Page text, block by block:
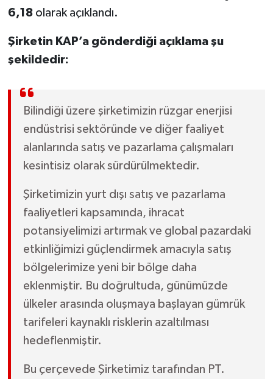
6,18olarak açıklandı.
Şirketin KAP’a gönderdiği açıklama şu
şekildedir:
Bilindiği üzere şirketimizin rüzgar enerjisi
endüstrisi sektöründe ve diğer faaliyet
alanlarında satış ve pazarlama çalışmaları
kesintisiz olarak sürdürülmektedir.
Şirketimizin yurt dışı satış ve pazarlama
faaliyetleri kapsamında, ihracat
potansiyelimizi artırmak ve global pazardaki
etkinliğimizi güçlendirmek amacıyla satış
bölgelerimize yeni bir bölge daha
eklenmiştir. Bu doğrultuda, günümüzde
ülkeler arasında oluşmaya başlayan gümrük
tarifeleri kaynaklı risklerin azaltılması
hedeflenmiştir.
Bu çerçevede Şirketimiz tarafından PT.